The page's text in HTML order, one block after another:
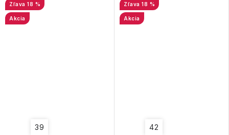
18 %
Akcia
39
18 %
Akcia
42